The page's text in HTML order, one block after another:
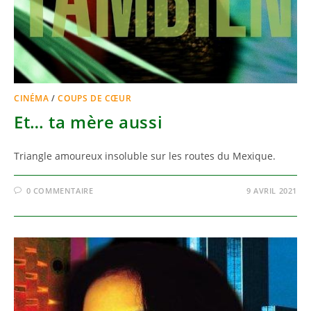
CINÉMA /COUPS DE CŒUR
Et… ta mère aussi
Triangle amoureux insoluble sur les routes du Mexique.
0 COMMENTAIRE 9 AVRIL 2021